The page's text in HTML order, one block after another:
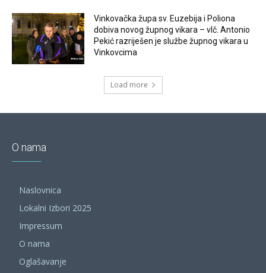
Vinkovačka župa sv. Euzebija i Poliona
dobiva novog župnog vikara – vlč. Antonio
Pekić razriješen je službe župnog vikara u
Vinkovcima
Load more
O nama
Naslovnica
Lokalni Izbori 2025
Impressum
O nama
Oglašavanje